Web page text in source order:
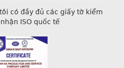
có đầy đủ các giấy tờ kiểm
ISO quốc tế